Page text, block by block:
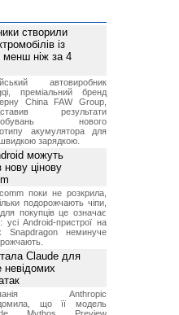
створили
із
ніж за 4
автовиробник
преміальний бренд
China FAW Group,
результати
нового
акумулятора для
зарядкою.
можуть
цінову
поки не розкрила,
подорожчають чіпи,
покупців це означає
усі Android-пристрої на
Snapdragon неминуче
Claude для
невідомих
Anthropic
що її модель